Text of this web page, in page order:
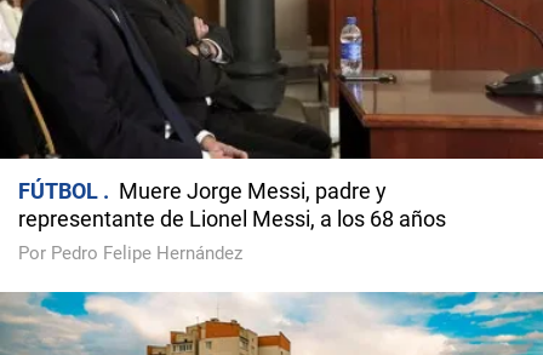
FÚTBOL
Muere Jorge Messi, padre y
representante de Lionel Messi, a los 68 años
Por Pedro Felipe Hernández